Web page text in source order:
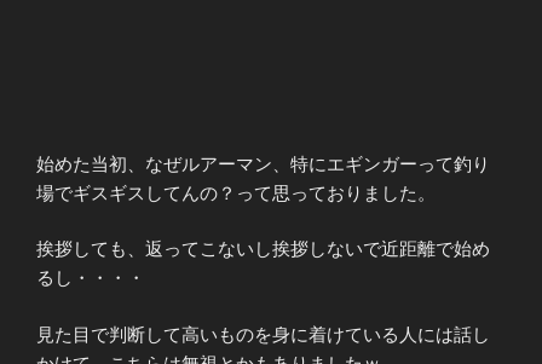
始めた当初、なぜルアーマン、特にエギンガーって釣り
場でギスギスしてんの？って思っておりました。
挨拶しても、返ってこないし挨拶しないで近距離で始め
るし・・・・
見た目で判断して高いものを身に着けている人には話し